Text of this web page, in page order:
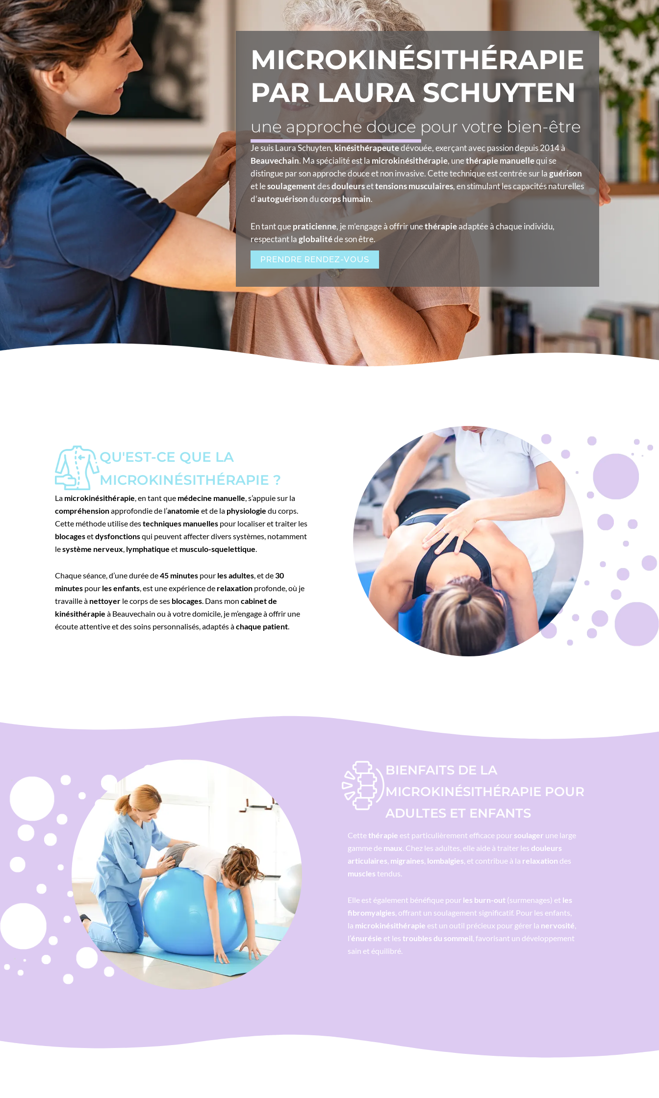
MICROKINÉSITHÉRAPIE
PAR LAURA SCHUYTEN
une approche douce pour votre bien-être
Je suis Laura Schuyten, kinésithérapeutedévouée, exerçant avec passion depuis 2014 à
Beauvechain. Ma spécialité est la microkinésithérapie, unethérapie manuellequi se
distingue par son approche douce et non invasive. Cette technique est centrée sur laguérison
et lesoulagementdesdouleursettensions musculaires, en stimulant les capacités naturelles
d’autoguérisonducorps humain.
En tant quepraticienne, je m’engage à offrir unethérapieadaptée à chaque individu,
respectant laglobalitéde son être.
PRENDRE RENDEZ-VOUS
QU'EST-CE QUE LA
MICROKINÉSITHÉRAPIE ?
La microkinésithérapie, en tant que médecine manuelle, s’appuie sur la
compréhensionapprofondie de l’anatomie et de la physiologie du corps.
Cette méthode utilise destechniques manuelles pour localiser et traiter les
blocagesetdysfonctionsqui peuvent affecter divers systèmes, notamment
lesystème nerveux, lymphatique et musculo-squelettique.
Chaque séance, d’une durée de45 minutes pour les adultes, et de30
minutes pour les enfants, est une expérience de relaxation profonde, où je
travaille à nettoyer le corps de ses blocages. Dans mon cabinet de
kinésithérapie à Beauvechain ou à votre domicile, je m’engage à offrir une
écoute attentive et des soins personnalisés, adaptés àchaque patient.
BIENFAITS DE LA
MICROKINÉSITHÉRAPIE POUR
ADULTES ET ENFANTS
Cettethérapie est particulièrement efficace pour soulager une large
gamme de maux. Chez les adultes, elle aide à traiter les douleurs
articulaires, migraines, lombalgies, et contribue à la relaxation des
muscles tendus.
Elle est également bénéfique pour les burn-out(surmenages) et les
fibromyalgies, offrant un soulagement significatif. Pour les enfants,
la microkinésithérapie est un outil précieux pour gérer la nervosité,
l’énurésie et les troubles du sommeil, favorisant un développement
sain et équilibré.